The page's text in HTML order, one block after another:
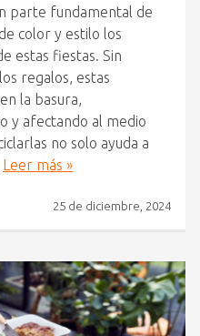
parte fundamental de
color y estilo los
estas fiestas. Sin
regalos, estas
la basura,
y afectando al medio
no solo ayuda a
Leer más »
25 de diciembre, 2024